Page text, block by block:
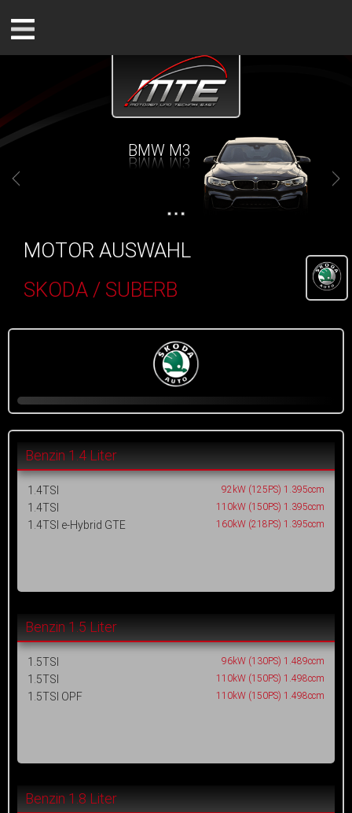
BMW M3
MOTOR AUSWAHL
SKODA / SUBERB
Benzin 1.4 Liter
1.4TSI 92kW (125PS) 1.395ccm
1.4TSI 110kW (150PS) 1.395ccm
1.4TSI e-Hybrid GTE 160kW (218PS) 1.395ccm
Benzin 1.5 Liter
1.5TSI 96kW (130PS) 1.489ccm
1.5TSI 110kW (150PS) 1.498ccm
1.5TSI OPF 110kW (150PS) 1.498ccm
Benzin 1.8 Liter